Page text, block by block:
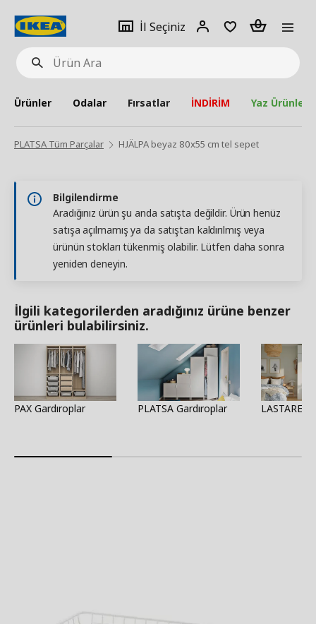
Ürün
Ara
İl Seçiniz
Giriş
Adet
Ürünler Odalar Fırsatlar İNDİRİM Yaz Ürünleri
PLATSA Tüm Parçalar HJÄLPA beyaz 80x55 cm tel sepet
Bilgilendirme
Aradığınız ürün şu anda satışta değildir. Ürün henüz
satışa açılmamış ya da satıştan kaldırılmış veya
ürünün stokları tükenmiş olabilir. Lütfen daha sonra
yeniden deneyin.
İlgili kategorilerden aradığınız ürüne benzer
ürünleri bulabilirsiniz.
PAX Gardıroplar PLATSA Gardıroplar LASTARE